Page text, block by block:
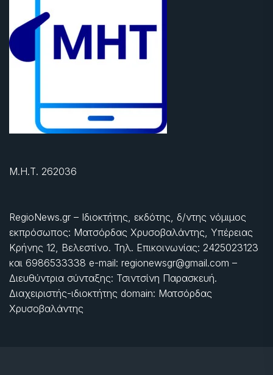
Μ.Η.Τ. 262036
RegioNews.gr – Ιδιοκτήτης, εκδότης, δ/ντης νόμιμος
εκπρόσωπος: Ματσόρδας Χρυσοβαλάντης, Υπέρειας
Κρήνης 12, Βελεστίνο. Τηλ. Επικοινωνίας: 2425023123
και 6986533338 e-mail: regionewsgr@gmail.com –
Διευθύντρια σύνταξης: Τσιντσίνη Παρασκευή.
Διαχειριστής-ιδιοκτήτης domain: Ματσόρδας
Χρυσοβαλάντης